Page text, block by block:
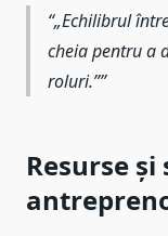
„Echilibrul
cheia pentru a
roluri.”
Resurse